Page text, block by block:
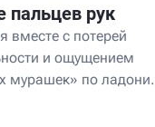
пальцев рук
вместе с потерей
и ощущением
мурашек» по ладони.